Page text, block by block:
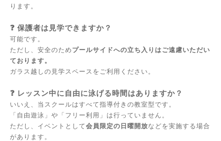
ります。
❓ 保護者は見学できますか？
可能です。
ただし、安全のため プールサイドへの立ち入りはご遠慮いただい
ております。
ガラス越しの見学スペースをご利用ください。
❓ レッスン中に自由に泳げる時間はありますか？
いいえ、当スクールはすべて指導付きの教室型です。
「自由遊泳」や「フリー利用」は行っていません。
ただし、イベントとして会員限定の日曜開放などを実施する場合
があります。